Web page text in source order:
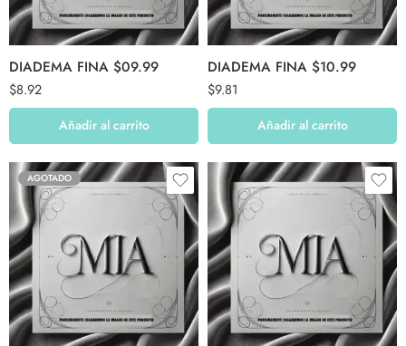
DIADEMA FINA $09.99
$8.92
Añadir al carrito
DIADEMA FINA $10.99
$9.81
Añadir al carrito
AGOTADO